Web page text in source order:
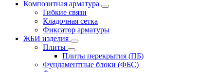
Композитная арматура
Гибкие связи
Кладочная сетка
Фиксатор арматуры
ЖБИ изделия
Плиты
Плиты перекрытия (ПБ)
Фундаментные блоки (ФБС)